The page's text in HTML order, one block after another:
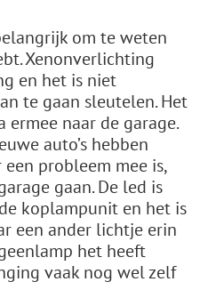
om te weten
Xenonverlichting
en het is niet
te gaan sleutelen. Het
naar de garage.
auto’s hebben
probleem mee is,
gaan. De led is
koplampunit en het is
een ander lichtje erin
het heeft
vaak nog wel zelf